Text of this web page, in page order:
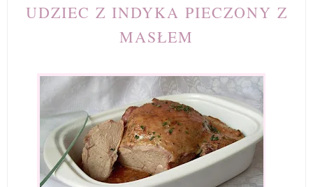
UDZIEC Z INDYKA PIECZONY Z
MASŁEM